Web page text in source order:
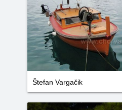
Štefan Vargačik